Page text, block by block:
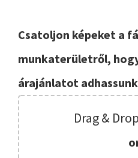
Csatoljon képeket a
munkaterületről,
árajánlatot adhassunk
Drag &